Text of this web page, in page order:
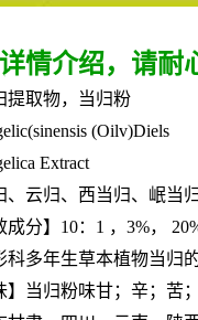
情介绍，请耐
提取物，当归粉
(Oilv)Diels
Extract
、云归、西当归、岷
成分】10：1 ，3%，
科多年生草本植物当归
】当归粉味甘；辛；苦